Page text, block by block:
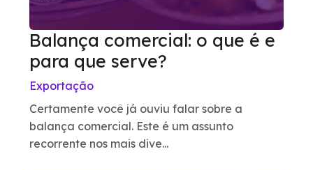
Balança comercial: o que é e
para que serve?
Exportação
Certamente você já ouviu falar sobre a
balança comercial. Este é um assunto
recorrente nos mais dive...